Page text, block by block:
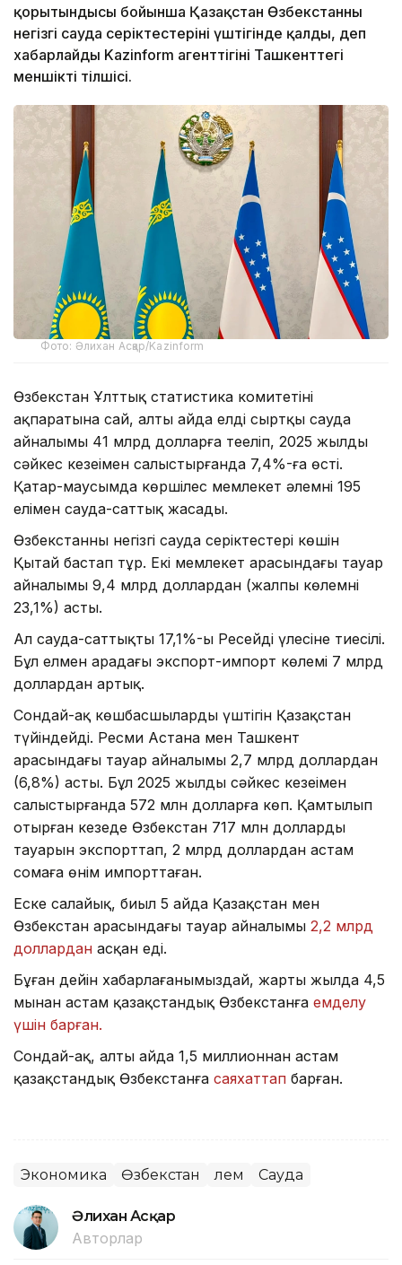
қорытындысы бойынша Қазақстан Өзбекстанның
негізгі сауда серіктестерінің үштігінде қалды, деп
хабарлайды Kazinform агенттігінің Ташкенттегі
меншікті тілшісі.
Фото: Әлихан Асқар/Kazinform
Өзбекстан Ұлттық статистика комитетінің
ақпаратына сай, алты айда елдің сыртқы сауда
айналымы 41 млрд долларға теңеліп, 2025 жылдың
сәйкес кезеңімен салыстырғанда 7,4%-ға өсті.
Қаңтар-маусымда көршілес мемлекет әлемнің 195
елімен сауда-саттық жасады.
Өзбекстанның негізгі сауда серіктестері көшін
Қытай бастап тұр. Екі мемлекет арасындағы тауар
айналымы 9,4 млрд доллардан (жалпы көлемнің
23,1%) асты.
Ал сауда-саттықтың 17,1%-ы Ресейдің үлесіне тиесілі.
Бұл елмен арадағы экспорт-импорт көлемі 7 млрд
доллардан артық.
Сондай-ақ көшбасшылардың үштігін Қазақстан
түйіндейді. Ресми Астана мен Ташкент
арасындағы тауар айналымы 2,7 млрд доллардан
(6,8%) асты. Бұл 2025 жылдың сәйкес кезеңімен
салыстырғанда 572 млн долларға көп. Қамтылып
отырған кезеңде Өзбекстан 717 млн доллардың
тауарын экспорттап, 2 млрд доллардан астам
сомаға өнім импорттаған.
Еске салайық, биыл 5 айда Қазақстан мен
Өзбекстан арасындағы тауар айналымы 2,2 млрд
доллардан асқан еді.
Бұған дейін хабарлағанымыздай, жарты жылда 4,5
мыңнан астам қазақстандық Өзбекстанға емделу
үшін барған.
Сондай-ақ, алты айда 1,5 миллионнан астам
қазақстандық Өзбекстанға саяхаттап барған.
Экономика Өзбекстан Әлем Сауда
Әлихан Асқар
Авторлар